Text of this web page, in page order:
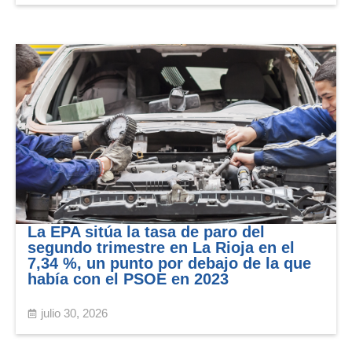
La EPA sitúa la tasa de paro del
segundo trimestre en La Rioja en el
7,34 %, un punto por debajo de la que
había con el PSOE en 2023
julio 30, 2026